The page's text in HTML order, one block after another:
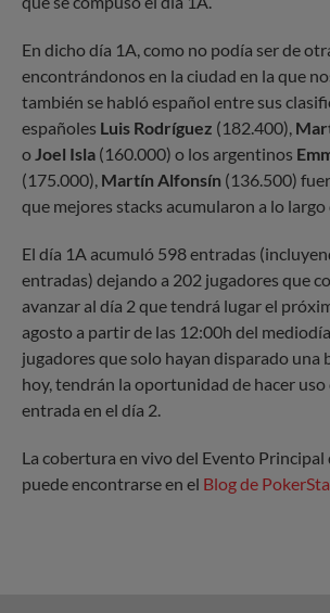
En dicho día 1A, como no podía ser de
encontrándonos en la ciudad en la que
también se habló español entre sus
españoles Luis Rodríguez (182.400),
o Joel Isla (160.000) o los argentinos
(175.000), Martín Alfonsín (136.500)
que mejores stacks acumularon a lo largo
El día 1A acumuló 598 entradas
entradas) dejando a 202 jugadores que
avanzar al día 2 que tendrá lugar el
agosto a partir de las 12:00h del
jugadores que solo hayan disparado una
hoy, tendrán la oportunidad de hacer uso
entrada en el día 2.
La cobertura en vivo del Evento Principal
puede encontrarse en el Blog de